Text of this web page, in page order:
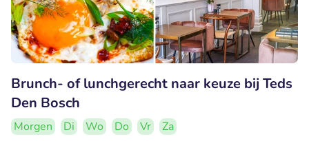
Brunch- of lunchgerecht naar keuze bij Teds
Den Bosch
Morgen Di Wo Do Vr
Za